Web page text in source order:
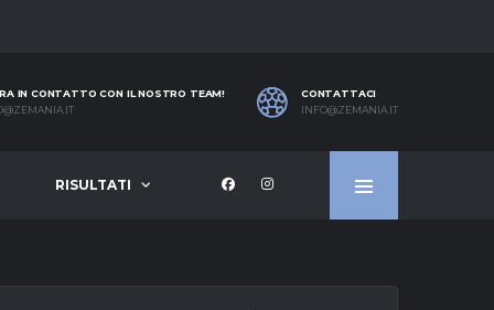
IN CONTATTO CON IL NOSTRO TEAM!
CONTATTACI
INFO@ZEMANIA.IT
RISULTATI